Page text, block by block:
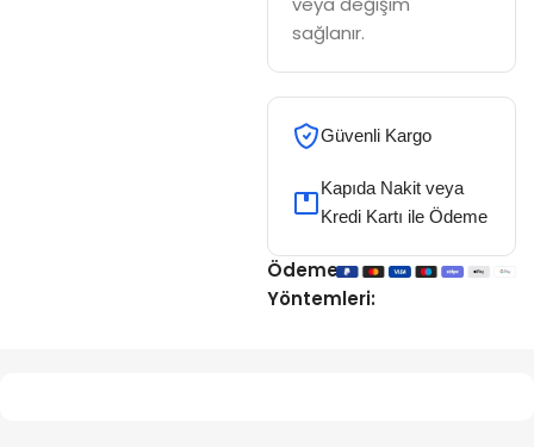
sağlanır.
Güvenli Kargo
Kapıda Nakit veya
Kredi Kartı ile Ödeme
Ödeme
Yöntemleri: